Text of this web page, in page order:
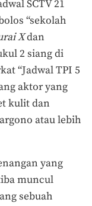
SCTV 21
“sekolah
Xdan
2 siang di
“Jadwal TPI 5
aktor yang
kulit dan
atau lebih
yang
muncul
sebuah